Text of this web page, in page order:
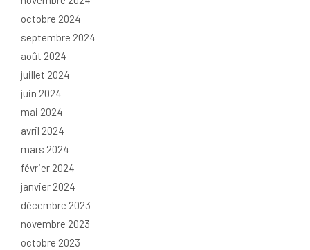
octobre 2024
septembre 2024
août 2024
juillet 2024
juin 2024
mai 2024
avril 2024
mars 2024
février 2024
janvier 2024
décembre 2023
novembre 2023
octobre 2023